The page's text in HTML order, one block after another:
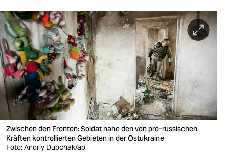
sport
berlin
nord
wahrheit
verlag
verlag
veranstaltungen
Zwischen den Fronten: Soldat nahe den von pro-russischen
Kräften kontrollierten Gebieten in der Ostukraine
Foto: Andriy Dubchak/ap